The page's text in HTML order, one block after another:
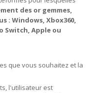
des or gemmes,
: Windows, Xbox360,
Switch, Apple ou
que vous souhaitez et la
l'utilisateur est